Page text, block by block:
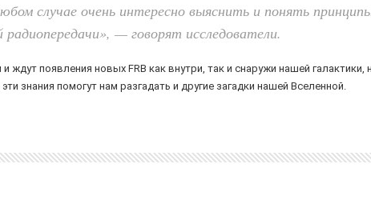
случае очень интересно выяснить и понять
— говорят исследователи.
появления новых FRB как внутри, так и снаружи нашей галактики,
знания помогут нам разгадать и другие загадки нашей Вселенной.